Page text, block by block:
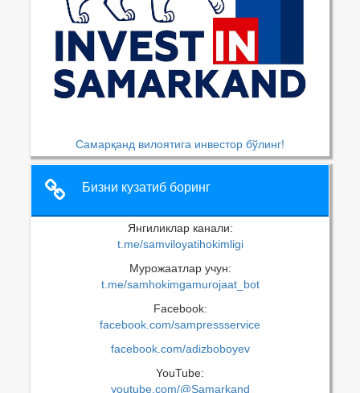
Самарқанд вилоятига инвестор бўлинг!
Бизни кузатиб боринг
Янгиликлар канали:
t.me/samviloyatihokimligi
Мурожаатлар учун:
t.me/samhokimgamurojaat_bot
Facebook:
facebook.com/sampressservice
facebook.com/adizboboyev
YouTube:
youtube.com/@Samarkand